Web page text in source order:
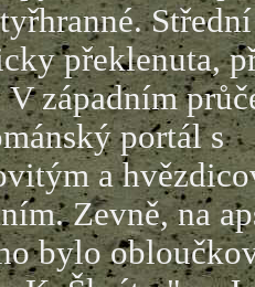
překlenuta,
V západním
portál s
a
Zevně, na
bylo